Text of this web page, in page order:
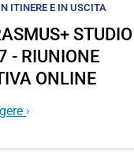
ITINERE E IN USCITA
STUDIO
RIUNIONE
ONLINE